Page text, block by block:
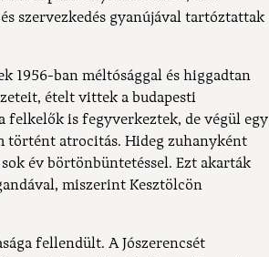
szervezkedés gyanújával tartóztattak
1956-ban méltósággal és higgadtan
ételt vittek a budapesti
felkelők is fegyverkeztek, de végül egy
történt atrocitás. Hideg zuhanyként
év börtönbüntetéssel. Ezt akarták
miszerint Kesztölcön
fellendült. A Jószerencsét